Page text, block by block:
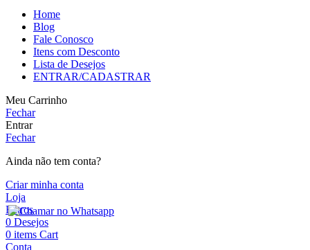
Home
Blog
Fale Conosco
Itens com Desconto
Lista de Desejos
ENTRAR/CADASTRAR
Meu Carrinho
Fechar
Entrar
Fechar
Ainda não tem conta?
Criar minha conta
Loja
Filtros
0 Desejos
0 items Cart
Conta